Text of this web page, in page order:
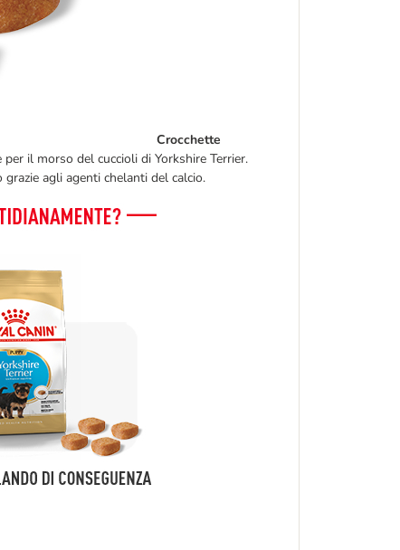
Crocchette
il morso del cuccioli di Yorkshire Terrier.
agli agenti chelanti del calcio.